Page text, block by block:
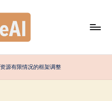
源有限情况的框架调整